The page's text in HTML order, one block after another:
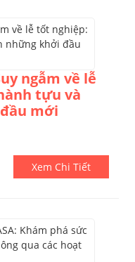
ngẫm về lễ
tựu và
mới
Xem Chi Tiết